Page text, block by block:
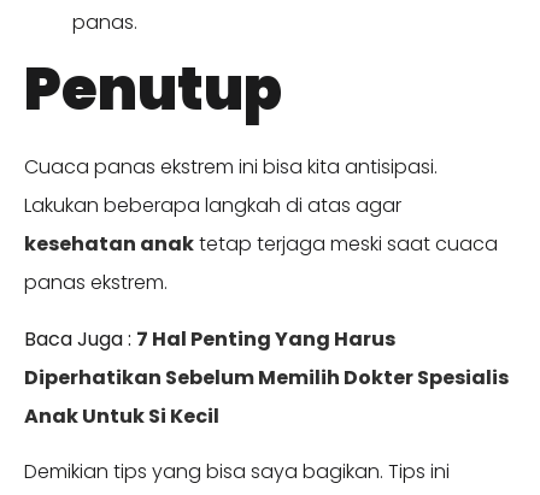
panas.
Penutup
Cuaca panas ekstrem ini bisa kita antisipasi.
Lakukan beberapa langkah di atas agar
kesehatan anaktetap terjaga meski saat cuaca
panas ekstrem.
Baca Juga : 7 Hal Penting Yang Harus
Diperhatikan Sebelum Memilih Dokter Spesialis
Anak Untuk Si Kecil
Demikian tips yang bisa saya bagikan. Tips ini